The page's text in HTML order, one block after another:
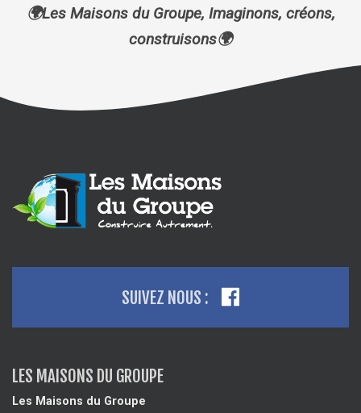
🌍Les Maisons du Groupe, Imaginons, créons,
construisons🌍
SUIVEZ NOUS :
LES MAISONS DU GROUPE
Les Maisons du Groupe